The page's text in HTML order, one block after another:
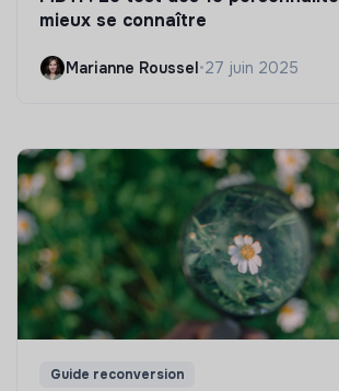
mieux se connaître
Marianne Roussel•27 juin 2025
Guide reconversion